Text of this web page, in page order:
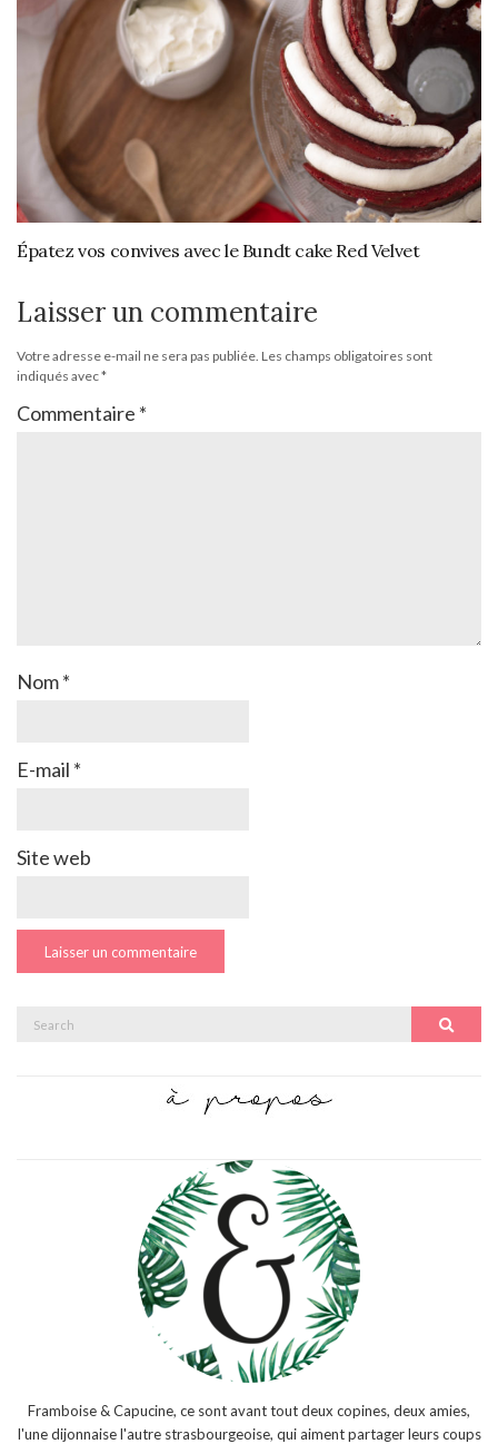
Épatez vos convives avec le Bundt cake Red Velvet
Laisser un commentaire
Votre adresse e-mail ne sera pas publiée. Les champs obligatoires sont
indiqués avec*
Commentaire *
Nom*
E-mail *
Site web
Framboise & Capucine, ce sont avant tout deux copines, deux amies,
l'une dijonnaise l'autre strasbourgeoise, qui aiment partager leurs coups